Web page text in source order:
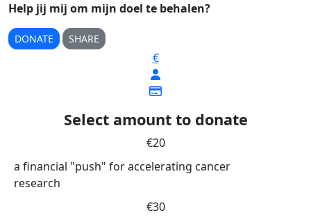
Help jij mij om mijn doel te behalen?
DONATE SHARE
€
Select amount to donate
€20
a financial "push" for accelerating cancer
research
€30